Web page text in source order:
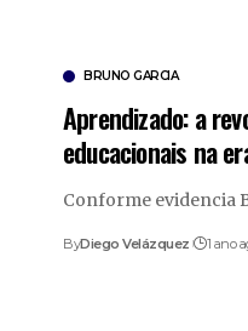
BRUNO GARCIA
Aprendizado: a
educacionais na
Conforme evidencia
ByDiego Velázquez 1 ano